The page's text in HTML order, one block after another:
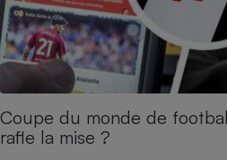
Coupe du monde de
rafle la mise ?